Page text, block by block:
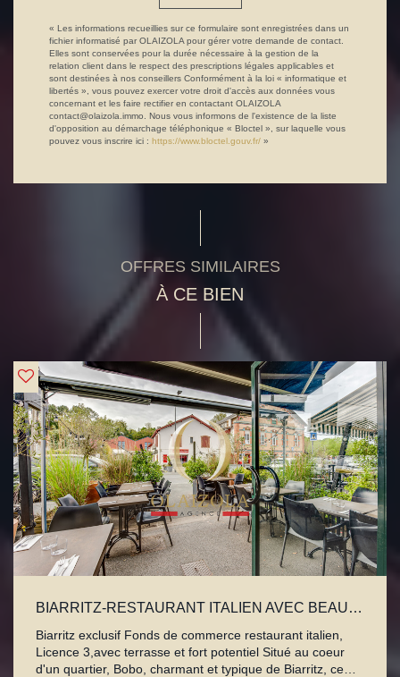
« Les informations recueillies sur ce formulaire sont enregistrées dans un
fichier informatisé par OLAIZOLA pour gérer votre demande de contact.
Elles sont conservées pour la durée nécessaire à la gestion de la
relation client dans le respect des prescriptions légales applicables et
sont destinées à nos conseillers Conformément à la loi « informatique et
libertés », vous pouvez exercer votre droit d'accès aux données vous
concernant et les faire rectifier en contactant OLAIZOLA
contact@olaizola.immo. Nous vous informons de l'existence de la liste
d'opposition au démarchage téléphonique « Bloctel », sur laquelle vous
pouvez vous inscrire ici : https://www.bloctel.gouv.fr/ »
OFFRES SIMILAIRES
À CE BIEN
BIARRITZ-RESTAURANT ITALIEN AVEC BEAUCOUP D'ATOUTS
Biarritz exclusif Fonds de commerce restaurant italien,
Licence 3,avec terrasse et fort potentiel Situé au coeur
d'un quartier, Bobo, charmant et typique de Biarritz, ce